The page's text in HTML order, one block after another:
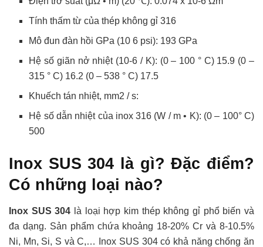
Tính thấm từ của thép không gỉ 316
Mô đun đàn hồi GPa (10 6 psi): 193 GPa
Hệ số giãn nở nhiệt (10-6 / K): (0 – 100 ° C) 15.9 (0 –
315 ° C) 16.2 (0 – 538 ° C) 17.5
Khuếch tán nhiệt, mm2 / s:
Hệ số dẫn nhiệt của inox 316 (W / m • K): (0 – 100° C)
500
Inox SUS 304 là gì? Đặc điểm?
Có những loại nào?
Inox SUS 304 là loại hợp kim thép không gỉ phổ biến và
đa dạng. Sản phẩm chứa khoảng 18-20% Cr và 8-10.5%
Ni, Mn, Si, S và C,… Inox SUS 304 có khả năng chống ăn